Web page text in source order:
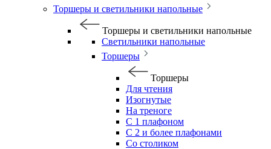
Торшеры и светильники напольные
Торшеры и светильники напольные
Светильники напольные
Торшеры
Торшеры
Для чтения
Изогнутые
На треноге
С 1 плафоном
С 2 и более плафонами
Со столиком